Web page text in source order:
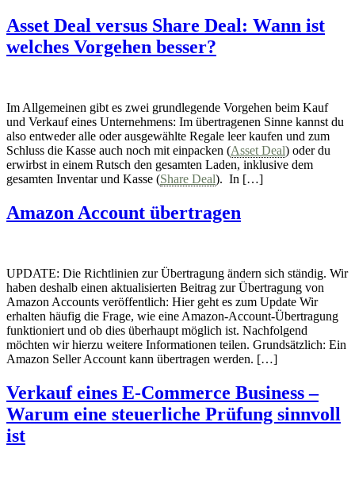
Asset Deal versus Share Deal: Wann ist
welches Vorgehen besser?
Im Allgemeinen gibt es zwei grundlegende Vorgehen beim Kauf
und Verkauf eines Unternehmens: Im übertragenen Sinne kannst du
also entweder alle oder ausgewählte Regale leer kaufen und zum
Schluss die Kasse auch noch mit einpacken (Asset Deal) oder du
erwirbst in einem Rutsch den gesamten Laden, inklusive dem
gesamten Inventar und Kasse (Share Deal). In […]
Amazon Account übertragen
UPDATE: Die Richtlinien zur Übertragung ändern sich ständig. Wir
haben deshalb einen aktualisierten Beitrag zur Übertragung von
Amazon Accounts veröffentlich: Hier geht es zum Update Wir
erhalten häufig die Frage, wie eine Amazon-Account-Übertragung
funktioniert und ob dies überhaupt möglich ist. Nachfolgend
möchten wir hierzu weitere Informationen teilen. Grundsätzlich: Ein
Amazon Seller Account kann übertragen werden. […]
Verkauf eines E-Commerce Business –
Warum eine steuerliche Prüfung sinnvoll
ist